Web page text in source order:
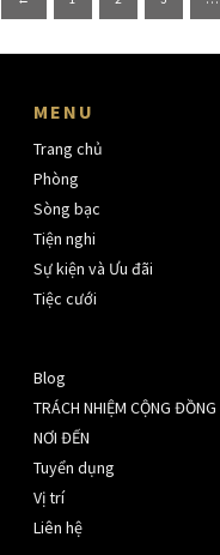
MENU
Trang chủ
Phòng
Sòng bạc
Tiện nghi
Sự kiện và Ưu đãi
Tiệc cưới
Blog
TRÁCH NHIỆM CỘNG ĐỒNG
NƠI ĐẾN
Tuyển dụng
Vị trí
Liên hệ